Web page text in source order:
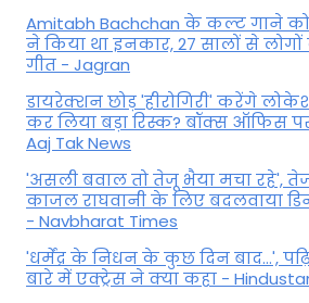
Amitabh Bachchan के कल्ट गाने
ने किया था इनकार, 27 सालों से
गीत - Jagran
डायरेक्शन छोड़ 'हीरोगिरी' करेंगे
कर लिया बड़ा रिस्क? बॉक्स ऑफिस
Aaj Tak News
'असली बवाल तो तेजू भैया मचा रहे',
काजल राघवानी के लिए बदलवाया
- Navbharat Times
'धर्मेंद्र के निधन के कुछ दिन बाद...',
बारे में एक्ट्रेस ने क्या कहा -